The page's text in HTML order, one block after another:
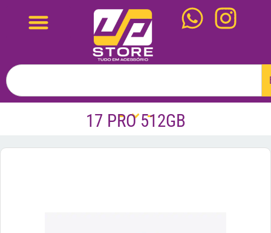
17 PRO 512GB